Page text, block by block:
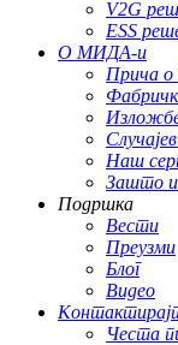
V2G
ESS
О МИДА-и
Прича
Наш
Зашто
Подршка
Вести
Преузми
Блог
Видео
Честа